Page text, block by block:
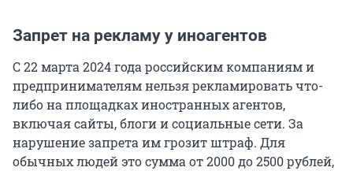
Запрет на рекламу у иноагентов
С 22 марта 2024 года российским компаниям и
предпринимателям нельзя рекламировать что-
либо на площадках иностранных агентов,
включая сайты, блоги и социальные сети. За
нарушение запрета им грозит штраф. Для
обычных людей это сумма от 2000 до 2500 рублей,